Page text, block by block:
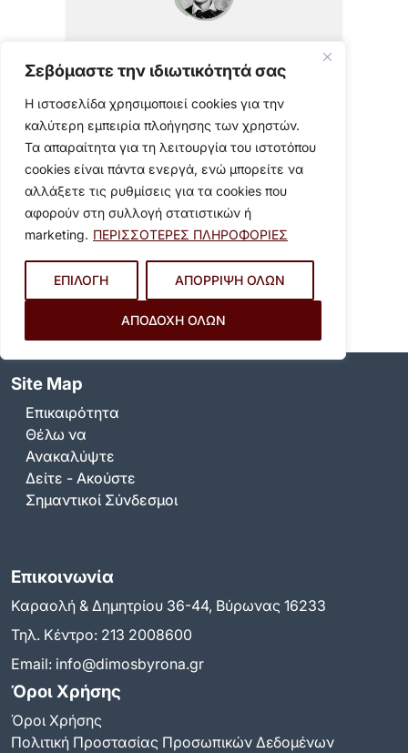
Σεβόμαστε την ιδιωτικότητά σας
Η ιστοσελίδα χρησιμοποιεί cookies για την
καλύτερη εμπειρία πλοήγησης των χρηστών.
Τα απαραίτητα για τη λειτουργία του ιστοτόπου
cookies είναι πάντα ενεργά, ενώ μπορείτε να
αλλάξετε τις ρυθμίσεις για τα cookies που
αφορούν στη συλλογή στατιστικών ή
marketing. ΠΕΡΙΣΣΟΤΕΡΕΣ ΠΛΗΡΟΦΟΡΙΕΣ
ΕΠΙΛΟΓΗ ΑΠΟΡΡΙΨΗ ΟΛΩΝ
ΑΠΟΔΟΧΗ ΟΛΩΝ
23 Δεκεμβρίου 2025
Τακτική Συνεδρίαση Δημοτικής
Επιτροπής την Τετάρτη
31.12.2025 και ώρα 9.00…
ΠΡΟΣΚΛΗΣΗ ΔΕ - 36ηΛήψη
Site Map
Επικαιρότητα
Θέλω να
Ανακαλύψτε
Δείτε - Ακούστε
Σημαντικοί Σύνδεσμοι
Επικοινωνία
Καραολή & Δημητρίου 36-44, Βύρωνας 16233
Τηλ. Κέντρο: 213 2008600
Email: info@dimosbyrona.gr
Όροι Χρήσης
Όροι Χρήσης
Πολιτική Προστασίας Προσωπικών Δεδομένων